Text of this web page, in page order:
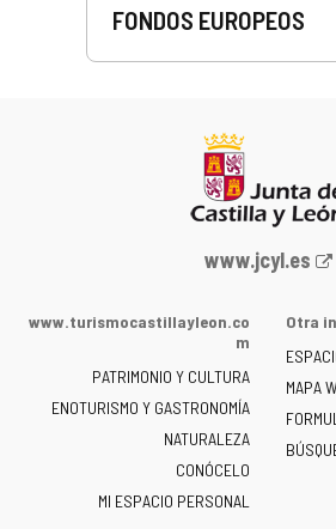
FONDOS EUROPEOS
Portal
la
de
Castilla
y
León
-
www.jcyl.es
www.turismocastillayleon.co
m
PATRIMONIO Y CULTURA
ENOTURISMO Y GASTRONOMÍA
NATURALEZA
CONÓCELO
MI ESPACIO PERSONAL
Otra
MAPA